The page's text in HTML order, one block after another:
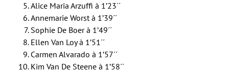
Alice Maria Arzuffi à 1’23´´
Annemarie Worst à 1’39´´
Sophie De Boer à 1’49´´
Ellen Van Loy à 1’51´´
Carmen Alvarado à 1’57´´
Kim Van De Steene à 1’58´´